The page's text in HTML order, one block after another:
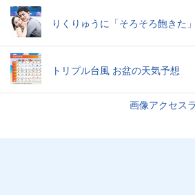
りくりゅうに「そろそろ飽きた」
トリプル台風 お盆の天気予想
画像アクセス